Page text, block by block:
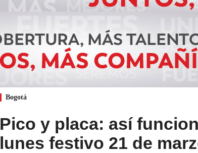
Bogotá
Pico y placa: así
lunes festivo 21 de